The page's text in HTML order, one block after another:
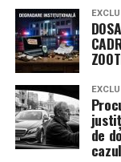
finanțare
Dezvoltare
implementare de
decembrie 2024
securitate până
investiție
Uniunii Europene.
de